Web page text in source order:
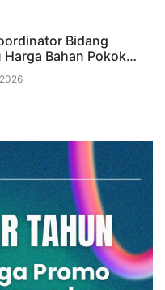
Bidang
Harga Bahan Pokok…